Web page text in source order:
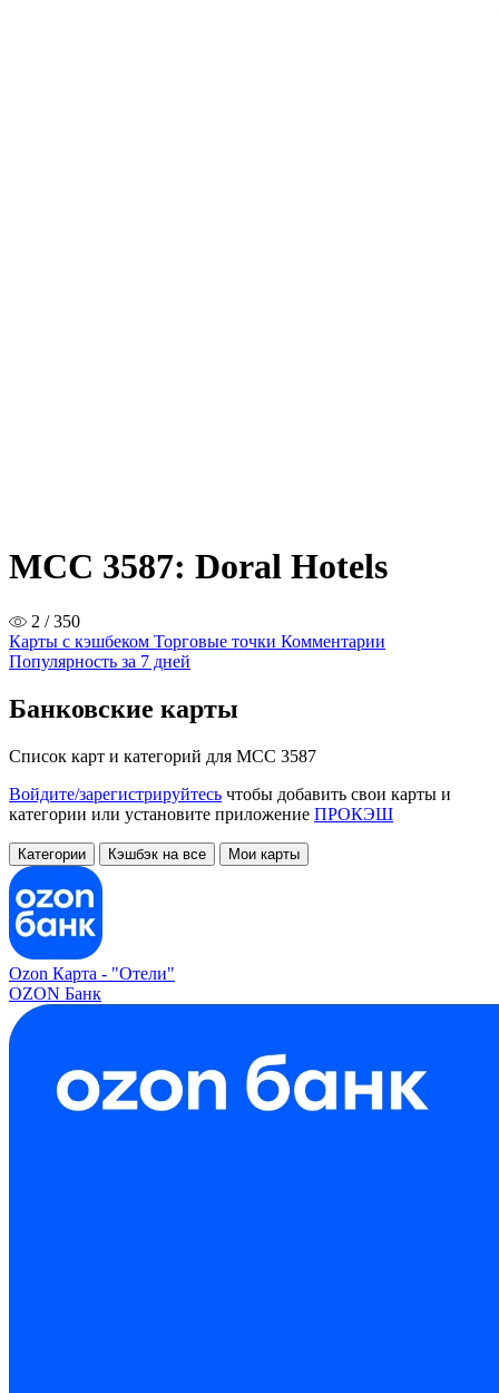
MCC 3587: Doral Hotels
2 / 350
Карты с кэшбеком Торговые точки Комментарии
Популярность за 7 дней
Банковские карты
Список карт и категорий для MCC 3587
Войдите/зарегистрируйтесь чтобы добавить свои карты и
категории или установите приложение ПРОКЭШ
Категории Кэшбэк на все Мои карты
Ozon Карта - "Отели"
OZON Банк